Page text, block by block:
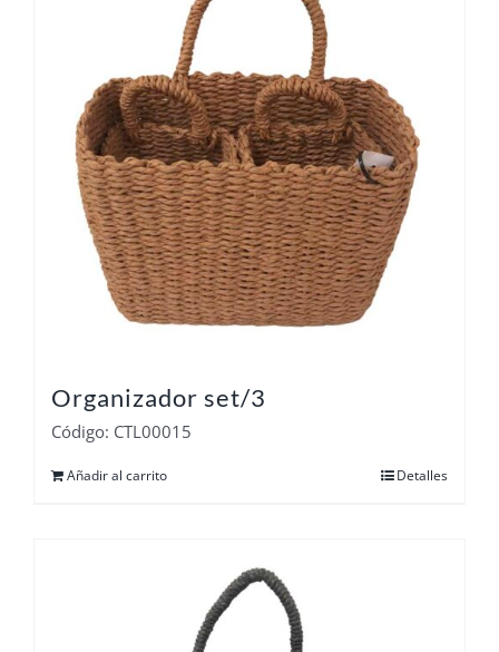
Organizador set/3
Código: CTL00015
Añadir al carrito Detalles